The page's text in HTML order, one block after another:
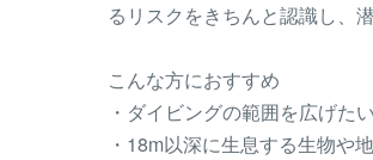
るリスクをきちんと認識し、
こんな方におすすめ
・ダイビングの範囲を広げたい
・18m以深に生息する生物や